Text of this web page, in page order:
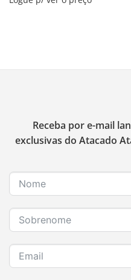
Receba por e-mail
exclusivas do Atacado